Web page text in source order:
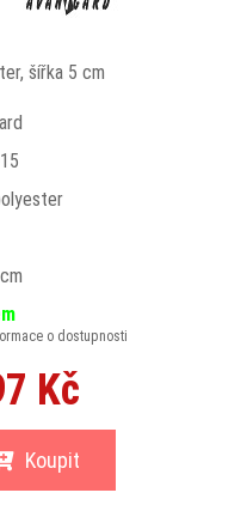
šířka 5 cm
o dostupnosti
Kč
Koupit